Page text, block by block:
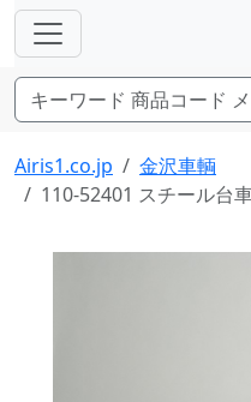
Airis1.co.jp
金沢車輌
110-52401 スチール台